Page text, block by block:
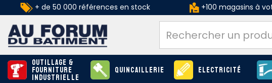
+ de 50 000 références en stock +100 magasins à
Outillage &
Fourniture
industrielle
Quincaillerie Electricité